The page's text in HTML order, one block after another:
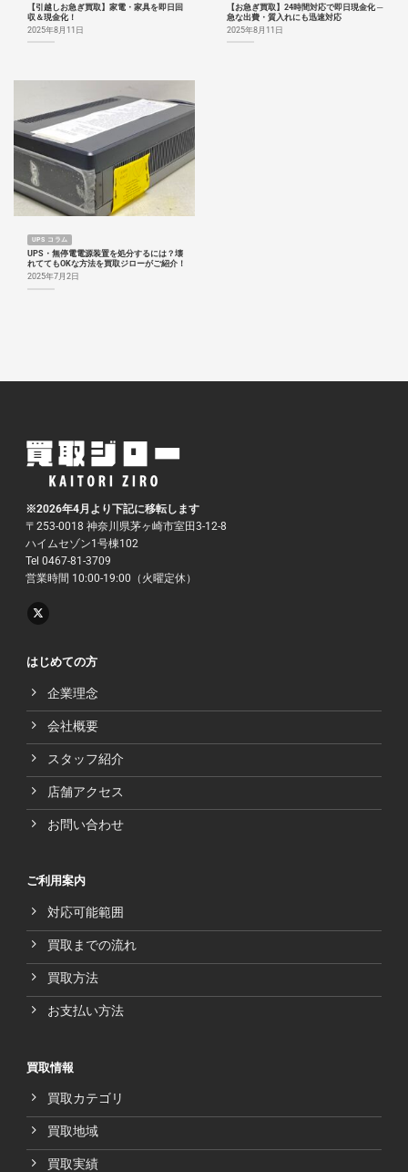
【引越しお急ぎ買取】家電・家具を即日回
収＆現金化！
2025年8月11日
【お急ぎ買取】24時間対応で即日現金化 ─
急な出費・質入れにも迅速対応
2025年8月11日
UPS コラム
UPS・無停電電源装置を処分するには？壊
れててもOKな方法を買取ジローがご紹介！
2025年7月2日
※2026年4月より下記に移転します
〒253-0018 神奈川県茅ヶ崎市室田3-12-8
ハイムセゾン1号棟102
Tel 0467-81-3709
営業時間 10:00-19:00（火曜定休）
はじめての方
企業理念
会社概要
スタッフ紹介
店舗アクセス
お問い合わせ
ご利用案内
対応可能範囲
買取までの流れ
買取方法
お支払い方法
買取情報
買取カテゴリ
買取地域
買取実績